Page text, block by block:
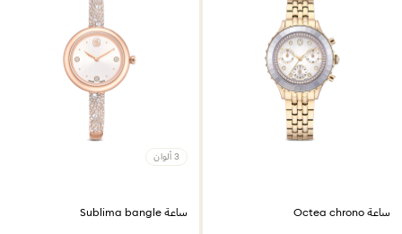
ساعة Octea chrono
3 ألوان
ساعة Sublima bangle